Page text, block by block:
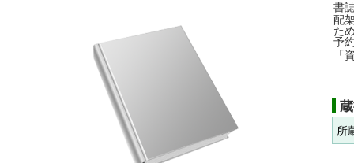
書
配
た
予
「
所